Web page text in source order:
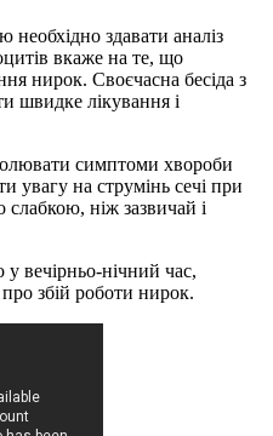
здавати аналіз
вкаже на те, що
нирок. Своєчасна бесіда з
швидке лікування і
симптоми хвороби
увагу на струмінь сечі при
слабкою, ніж зазвичай і
у вечірньо-нічний час,
збій роботи нирок.